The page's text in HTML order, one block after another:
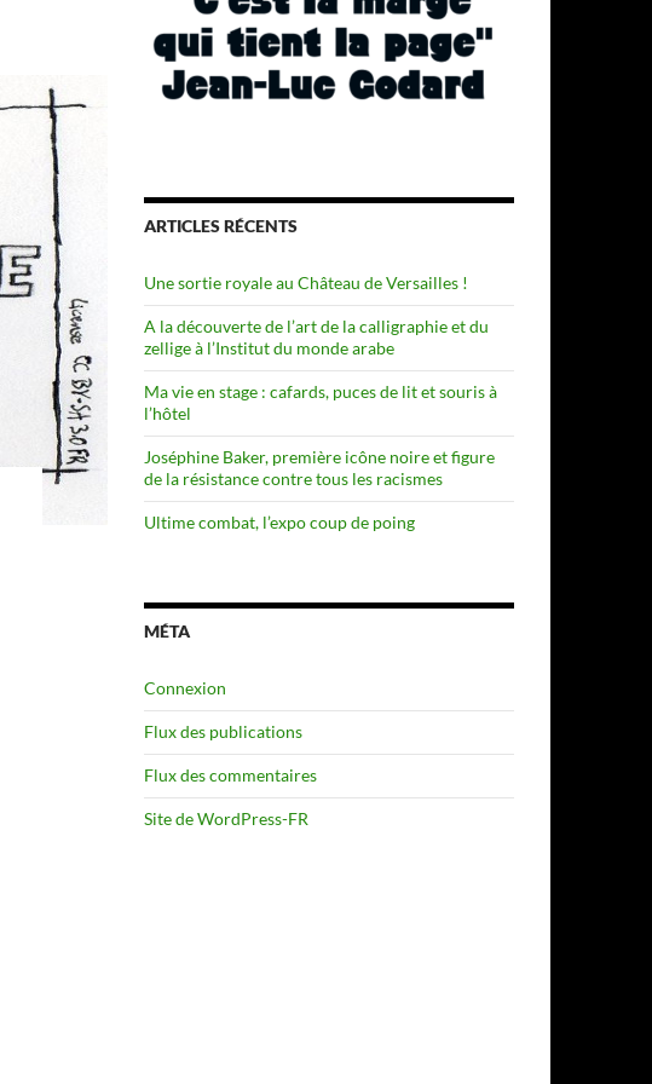
ARTICLES RÉCENTS
Une sortie royale au Château de Versailles !
A la découverte de l’art de la calligraphie et du
zellige à l’Institut du monde arabe
Ma vie en stage : cafards, puces de lit et souris à
l’hôtel
Joséphine Baker, première icône noire et figure
de la résistance contre tous les racismes
Ultime combat, l’expo coup de poing
MÉTA
Connexion
Flux des publications
Flux des commentaires
Site de WordPress-FR